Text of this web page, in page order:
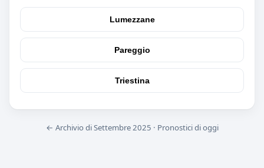
Lumezzane
Pareggio
Triestina
← Archivio di Settembre 2025 · Pronostici di oggi